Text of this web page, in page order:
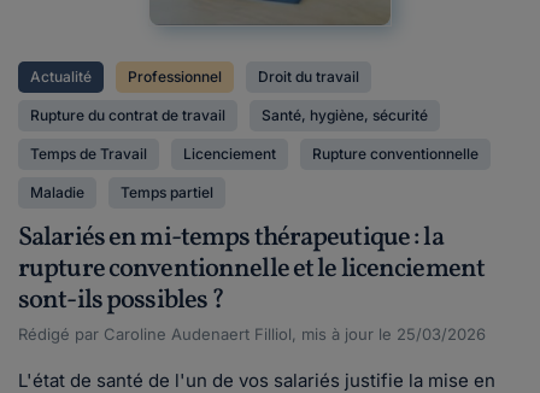
Actualité Professionnel Droit du travail
Rupture du contrat de travail Santé, hygiène, sécurité
Temps de Travail Licenciement Rupture conventionnelle
Maladie Temps partiel
Salariés en mi-temps thérapeutique : la
rupture conventionnelle et le licenciement
sont-ils possibles ?
Rédigé par Caroline Audenaert Filliol, mis à jour le 25/03/2026
L'état de santé de l'un de vos salariés justifie la mise en